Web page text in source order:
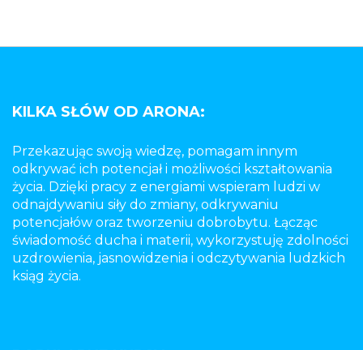
KILKA SŁÓW OD ARONA:
Przekazując swoją wiedzę, pomagam innym
odkrywać ich potencjał i możliwości kształtowania
życia. Dzięki pracy z energiami wspieram ludzi w
odnajdywaniu siły do zmiany, odkrywaniu
potencjałów oraz tworzeniu dobrobytu. Łącząc
świadomość ducha i materii, wykorzystuję zdolności
uzdrowienia, jasnowidzenia i odczytywania ludzkich
ksiąg życia.